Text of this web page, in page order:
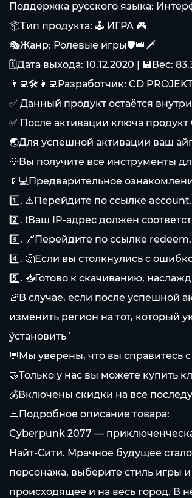
Поддержка русского языка:
📦Тип продукта: 🕹️ ИГРА 🎮
🎭Жанр: Ролевые игры🛡️👑🗡️
🗓️Дата выхода: 10.12.2020 | 💾Вес:
👨‍💻🛠️👩‍💻Разработчик: CD
✅ Данный продукт остаётся
✅ После активации ключа
🌏Для успешной активации ваш
💡Вы получите все инструменты
📱💻Предварительное
1️⃣. ⚠️Перейдите по ссылке
2️⃣. ❗Ваш IP-адрес должен
3️⃣. 🔗Перейдите по ссылке
4️⃣. 🤔Если вы столкнулись с
5️⃣. 📥Готово к скачиванию,
🚨В случае, если после успешной
изменить регион на тот, который
´установить´
💬Мы уверены, что вы справитесь
🤝Только у нас вы можете купить
💰Включены скидки на все
📜Подробное описание товара:
Cyberpunk 2077 —
Найт-Сити. Мрачное будущее
персонажа, выберите стиль игры
происходящее и на весь город. В